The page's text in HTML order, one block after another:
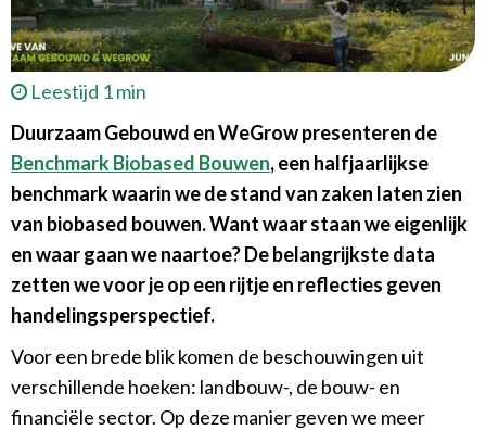
Leestijd 1 min
Duurzaam Gebouwd en WeGrow presenteren de
Benchmark Biobased Bouwen,een halfjaarlijkse
benchmark waarin we de stand van zaken laten zien
van biobased bouwen. Want waar staan we eigenlijk
en waar gaan we naartoe? De belangrijkste data
zetten we voor je op een rijtje en reflecties geven
handelingsperspectief.
Voor een brede blik komen de beschouwingen uit
verschillende hoeken: landbouw-, de bouw- en
financiële sector. Op deze manier geven we meer